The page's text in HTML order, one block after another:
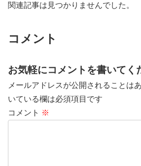
関連記事は見つかりませんでした。
コメント
お気軽にコメントを書いてく
メールアドレスが公開されることは
いている欄は必須項目です
コメント ※